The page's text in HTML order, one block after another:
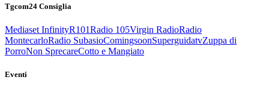
Tgcom24 Consiglia
Mediaset InfinityR101Radio 105Virgin RadioRadio
MontecarloRadio SubasioComingsoonSuperguidatvZuppa di
PorroNon SprecareCotto e Mangiato
Eventi